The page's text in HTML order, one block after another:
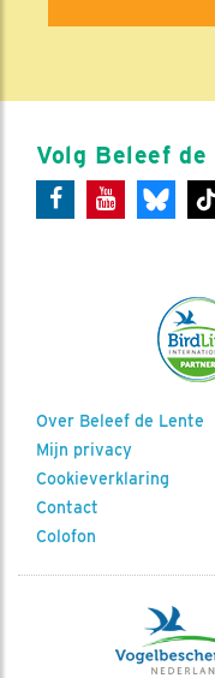
Volg Beleef de
Over Beleef de Lente
Mijn privacy
Cookieverklaring
Contact
Colofon